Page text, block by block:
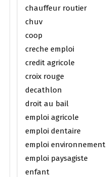
chauffeur routier
chuv
coop
creche emploi
credit agricole
croix rouge
decathlon
droit au bail
emploi agricole
emploi dentaire
emploi environnement
emploi paysagiste
enfant